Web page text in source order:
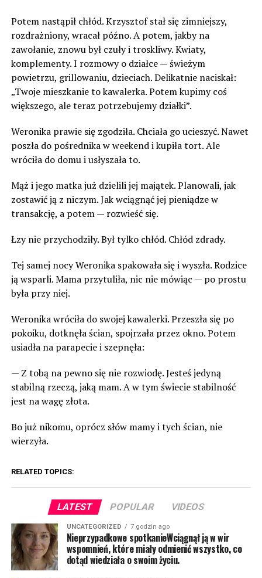
Potem nastąpił chłód. Krzysztof stał się zimniejszy,
rozdrażniony, wracał późno. A potem, jakby na
zawołanie, znowu był czuły i troskliwy. Kwiaty,
komplementy. I rozmowy o działce — świeżym
powietrzu, grillowaniu, dzieciach. Delikatnie naciskał:
„Twoje mieszkanie to kawalerka. Potem kupimy coś
większego, ale teraz potrzebujemy działki”.
Weronika prawie się zgodziła. Chciała go ucieszyć. Nawet
poszła do pośrednika w weekend i kupiła tort. Ale
wróciła do domu i usłyszała to.
Mąż i jego matka już dzielili jej majątek. Planowali, jak
zostawić ją z niczym. Jak wciągnąć jej pieniądze w
transakcję, a potem — rozwieść się.
Łzy nie przychodziły. Był tylko chłód. Chłód zdrady.
Tej samej nocy Weronika spakowała się i wyszła. Rodzice
ją wsparli. Mama przytuliła, nic nie mówiąc — po prostu
była przy niej.
Weronika wróciła do swojej kawalerki. Przeszła się po
pokoiku, dotknęła ścian, spojrzała przez okno. Potem
usiadła na parapecie i szepnęła:
— Z tobą na pewno się nie rozwiodę. Jesteś jedyną
stabilną rzeczą, jaką mam. A w tym świecie stabilność
jest na wagę złota.
Bo już nikomu, oprócz słów mamy i tych ścian, nie
wierzyła.
RELATED TOPICS:
LATEST POPULAR VIDEOS
UNCATEGORIZED 7 godzin ago
Nieprzypadkowe spotkanieWciągnął ją w wir
wspomnień, które miały odmienić wszystko, co
dotąd wiedziała o swoim życiu.